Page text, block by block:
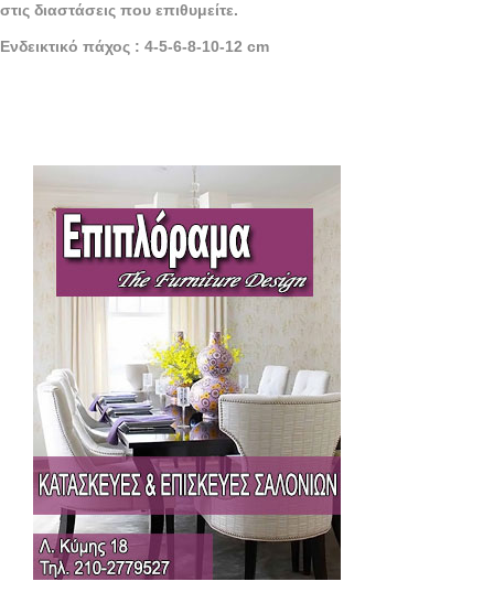
στις διαστάσεις που επιθυμείτε.
Ενδεικτικό πάχος : 4-5-6-8-10-12 cm